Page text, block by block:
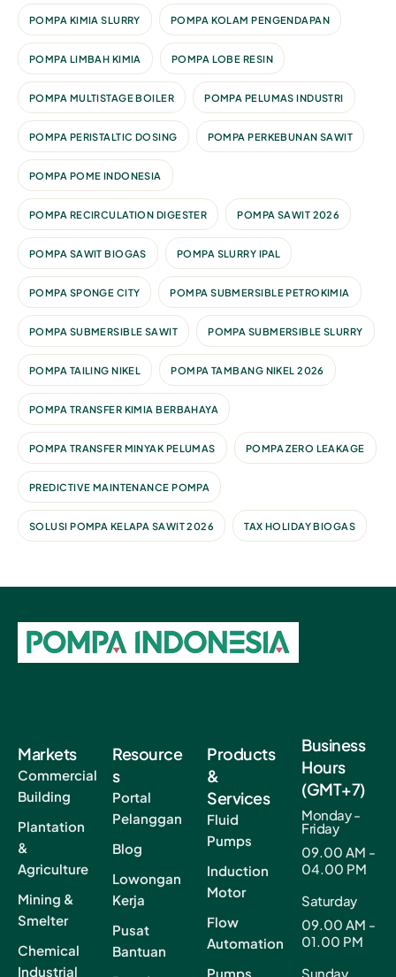
POMPA KIMIA SLURRY POMPA KOLAM PENGENDAPAN
POMPA LIMBAH KIMIA POMPA LOBE RESIN
POMPA MULTISTAGE BOILER POMPA PELUMAS INDUSTRI
POMPA PERISTALTIC DOSING POMPA PERKEBUNAN SAWIT
POMPA POME INDONESIA
POMPA RECIRCULATION DIGESTER POMPA SAWIT 2026
POMPA SAWIT BIOGAS POMPA SLURRY IPAL
POMPA SPONGE CITY POMPA SUBMERSIBLE PETROKIMIA
POMPA SUBMERSIBLE SAWIT POMPA SUBMERSIBLE SLURRY
POMPA TAILING NIKEL POMPA TAMBANG NIKEL 2026
POMPA TRANSFER KIMIA BERBAHAYA
POMPA TRANSFER MINYAK PELUMAS POMPA ZERO LEAKAGE
PREDICTIVE MAINTENANCE POMPA
SOLUSI POMPA KELAPA SAWIT 2026 TAX HOLIDAY BIOGAS
Markets
Commercial
Building
Plantation
&
Agriculture
Mining &
Smelter
Chemical
Industrial
Resource
s
Portal
Pelanggan
Blog
Lowongan
Kerja
Pusat
Bantuan
Products
&
Services
Fluid
Pumps
Induction
Motor
Flow
Automation
Pumps
Business
Hours
(GMT+7)
Monday -
Friday
09.00 AM -
04.00 PM
Saturday
09.00 AM -
01.00 PM
Sunday